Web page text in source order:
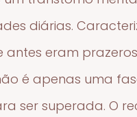
diárias.
antes eram
é apenas uma
ser superada. O